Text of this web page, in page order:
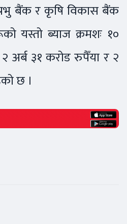
प्रभु बैंक र कृषि विकास बैंक
यस्तो ब्याज क्रमशः १०
अर्ब ३१ करोड रुपैँया र २
छ ।